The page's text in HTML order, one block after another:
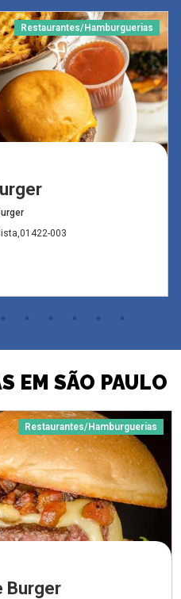
Restaurantes/Hamburguerias
003
EM SÃO PAULO
Restaurantes/Hamburguerias
Burger